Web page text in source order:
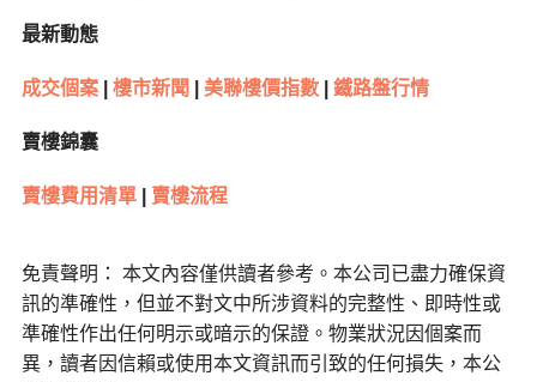
最新動態
成交個案| 樓市新聞 美聯樓價指數| 鐵路盤行情
賣樓錦囊
賣樓費用清單| 賣樓流程
免責聲明： 本文內容僅供讀者參考。本公司已盡力確保資
訊的準確性，但並不對文中所涉資料的完整性、即時性或
準確性作出任何明示或暗示的保證。物業狀況因個案而
異，讀者因信賴或使用本文資訊而引致的任何損失，本公